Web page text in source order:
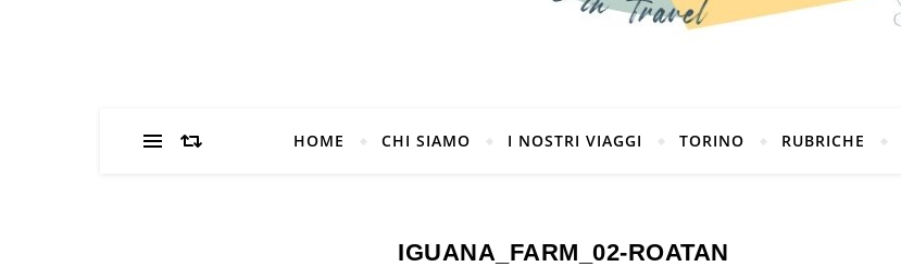
HOME CHI SIAMO I NOSTRI VIAGGI TORINO RUBRICHE
IGUANA_FARM_02-ROATAN